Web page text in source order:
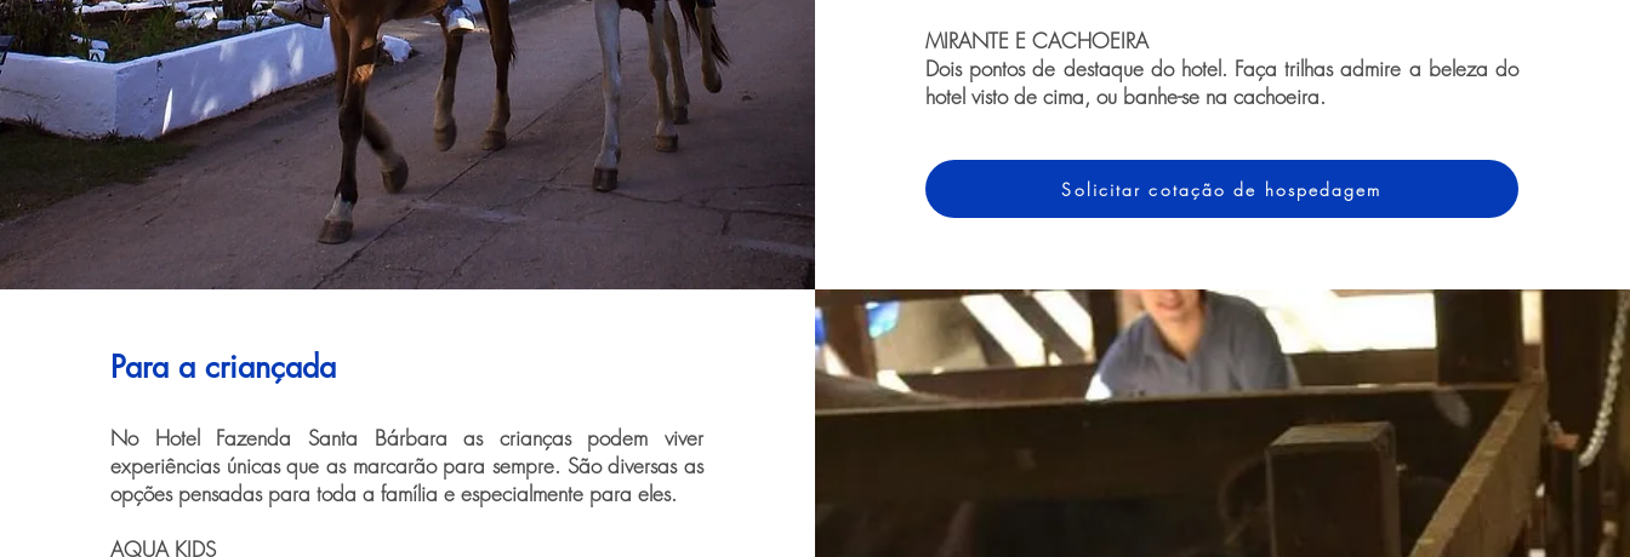
MIRANTE E CACHOEIRA
Dois pontos de destaque do hotel. Faça trilhas admire a beleza do
hotel visto de cima, ou banhe-se na cachoeira.
Solicitar cotação de hospedagem
Para a criançada
No Hotel Fazenda Santa Bárbara as crianças podem viver
experiências únicas que as marcarão para sempre. São diversas as
opções pensadas para toda a família e especialmente para eles.
AQUA KIDS